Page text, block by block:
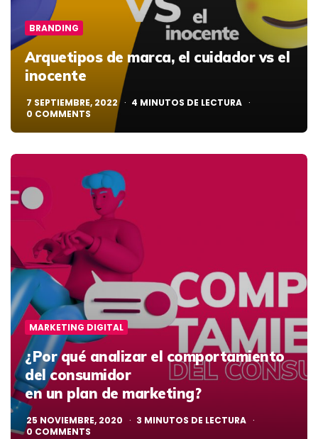
BRANDING
Arquetipos de marca, el cuidador vs el
inocente
7 SEPTIEMBRE, 2022 4 MINUTOS DE LECTURA
0 COMMENTS
MARKETING DIGITAL
¿Por qué analizar el comportamiento
del consumidor
en un plan de marketing?
25 NOVIEMBRE, 2020 3 MINUTOS DE LECTURA
0 COMMENTS